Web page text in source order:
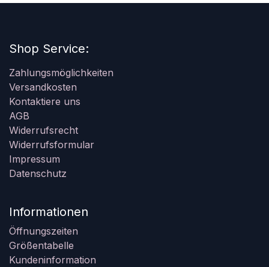
Shop Service:
Zahlungsmöglichkeiten
Versandkosten
Kontaktiere uns
AGB
Widerrufsrecht
Widerrufsformular
Impressum
Datenschutz
Informationen
Öffnungszeiten
Größentabelle
Kundeninformation